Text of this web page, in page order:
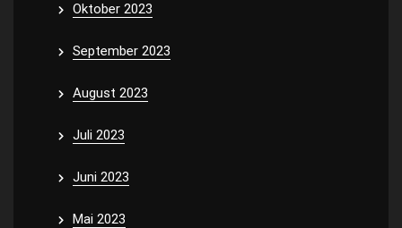
Oktober 2023
September 2023
August 2023
Juli 2023
Juni 2023
Mai 2023